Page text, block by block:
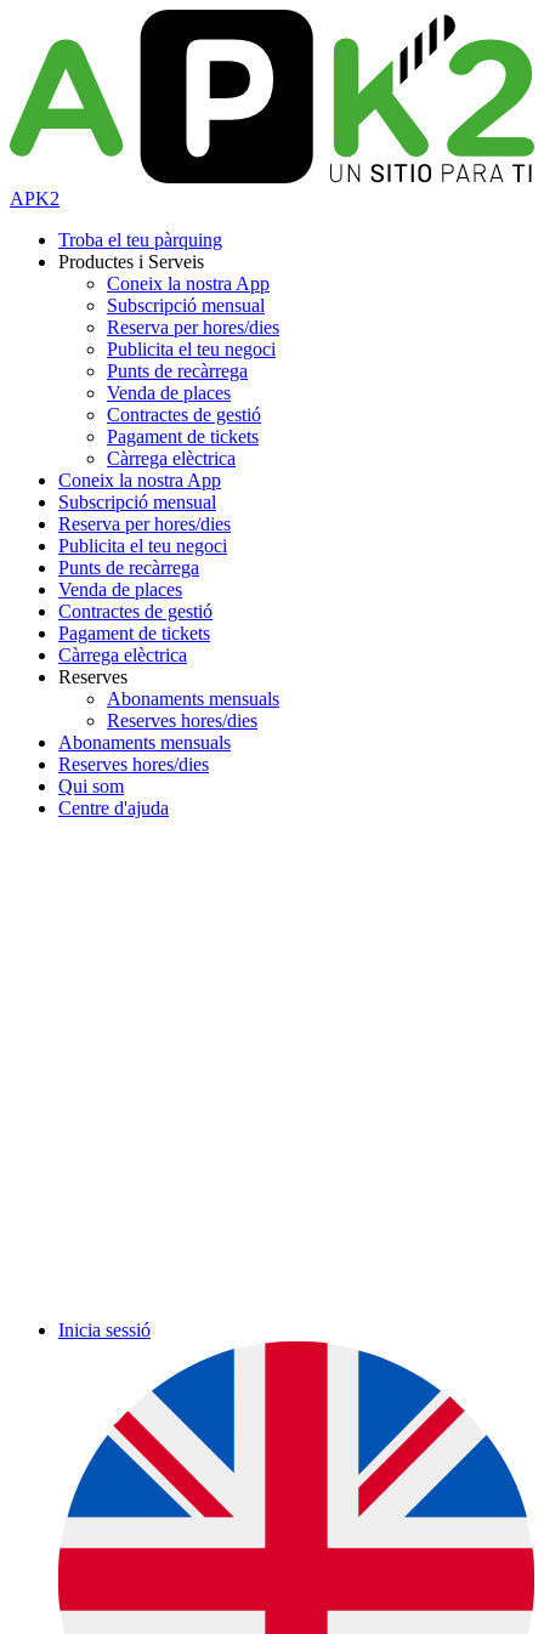
APK2
Troba el teu pàrquing
Productes i Serveis
Coneix la nostra App
Subscripció mensual
Reserva per hores/dies
Publicita el teu negoci
Punts de recàrrega
Venda de places
Contractes de gestió
Pagament de tickets
Càrrega elèctrica
Coneix la nostra App
Subscripció mensual
Reserva per hores/dies
Publicita el teu negoci
Punts de recàrrega
Venda de places
Contractes de gestió
Pagament de tickets
Càrrega elèctrica
Reserves
Abonaments mensuals
Reserves hores/dies
Abonaments mensuals
Reserves hores/dies
Qui som
Centre d'ajuda
Inicia sessió